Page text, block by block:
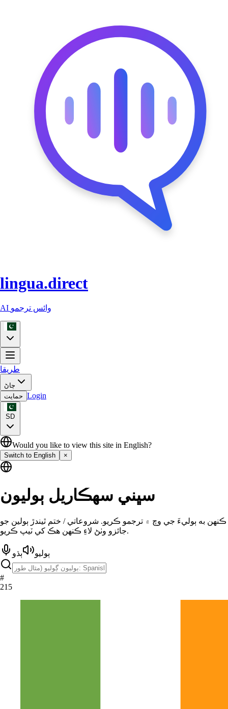
lingua.direct
AI وائس ترجمو
طريقا
ڄاڻ
حمایت Login
SD
Would you like to view this site in English?
Switch to English ×
سڀني سهڪاريل ٻوليون
ڪنهن به ٻوليءَ جي وچ ۾ ترجمو ڪريو. شروعاتي / ختم ٿيندڙ ٻولين جو
جائزو وٺڻ لاءِ ڪنهن هڪ کي ٽيپ ڪريو.
ٻوليو ٻڌو
#
215